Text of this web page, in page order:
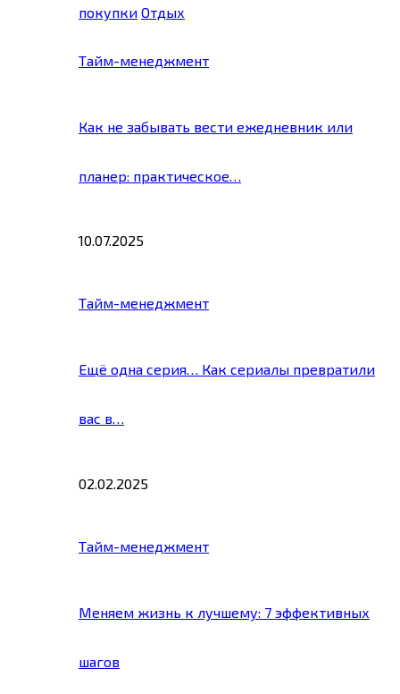
покупки Отдых
Тайм-менеджмент
Как не забывать вести ежедневник или
планер: практическое…
10.07.2025
Тайм-менеджмент
Ещё одна серия… Как сериалы превратили
вас в…
02.02.2025
Тайм-менеджмент
Меняем жизнь к лучшему: 7 эффективных
шагов